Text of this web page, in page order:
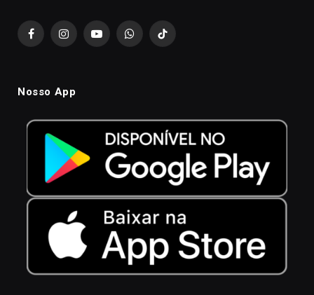
FacebookInstagramYouTubeWhatsAppTikTok
Nosso App